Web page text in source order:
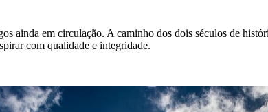
ainda em circulação. A caminho dos dois séculos de
com qualidade e integridade.